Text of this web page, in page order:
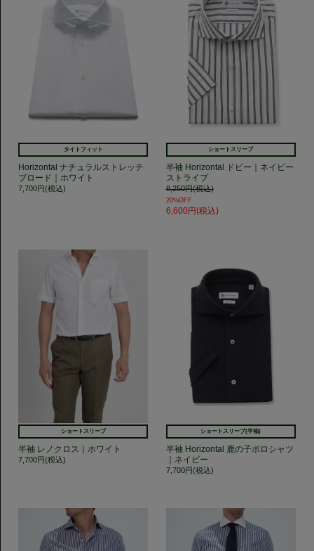
タイトフィット
Horizontal ナチュラルストレッチ
ブロード｜ホワイト
7,700円(税込)
ショートスリーブ
半袖 Horizontal ドビー｜ネイビー
ストライプ
8,250円(税込)
20%OFF
6,600円(税込)
ショートスリーブ
半袖 レノクロス｜ホワイト
7,700円(税込)
ショートスリーブ(半袖)
半袖 Horizontal 鹿の子ポロシャツ
｜ネイビー
7,700円(税込)